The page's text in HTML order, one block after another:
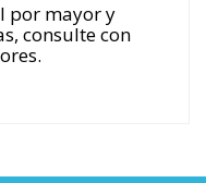
por mayor y
consulte con